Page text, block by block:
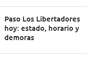
Paso Los Libertadores
hoy: estado, horario y
demoras